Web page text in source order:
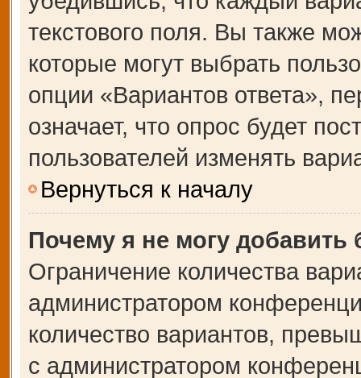
текстового поля. Вы также
которые могут выбрать
опции «Вариантов ответа»,
означает, что опрос будет
пользователей изменять
Вернуться к началу
Почему я не могу добавить
Ограничение количества
администратором
количество вариантов,
с администратором